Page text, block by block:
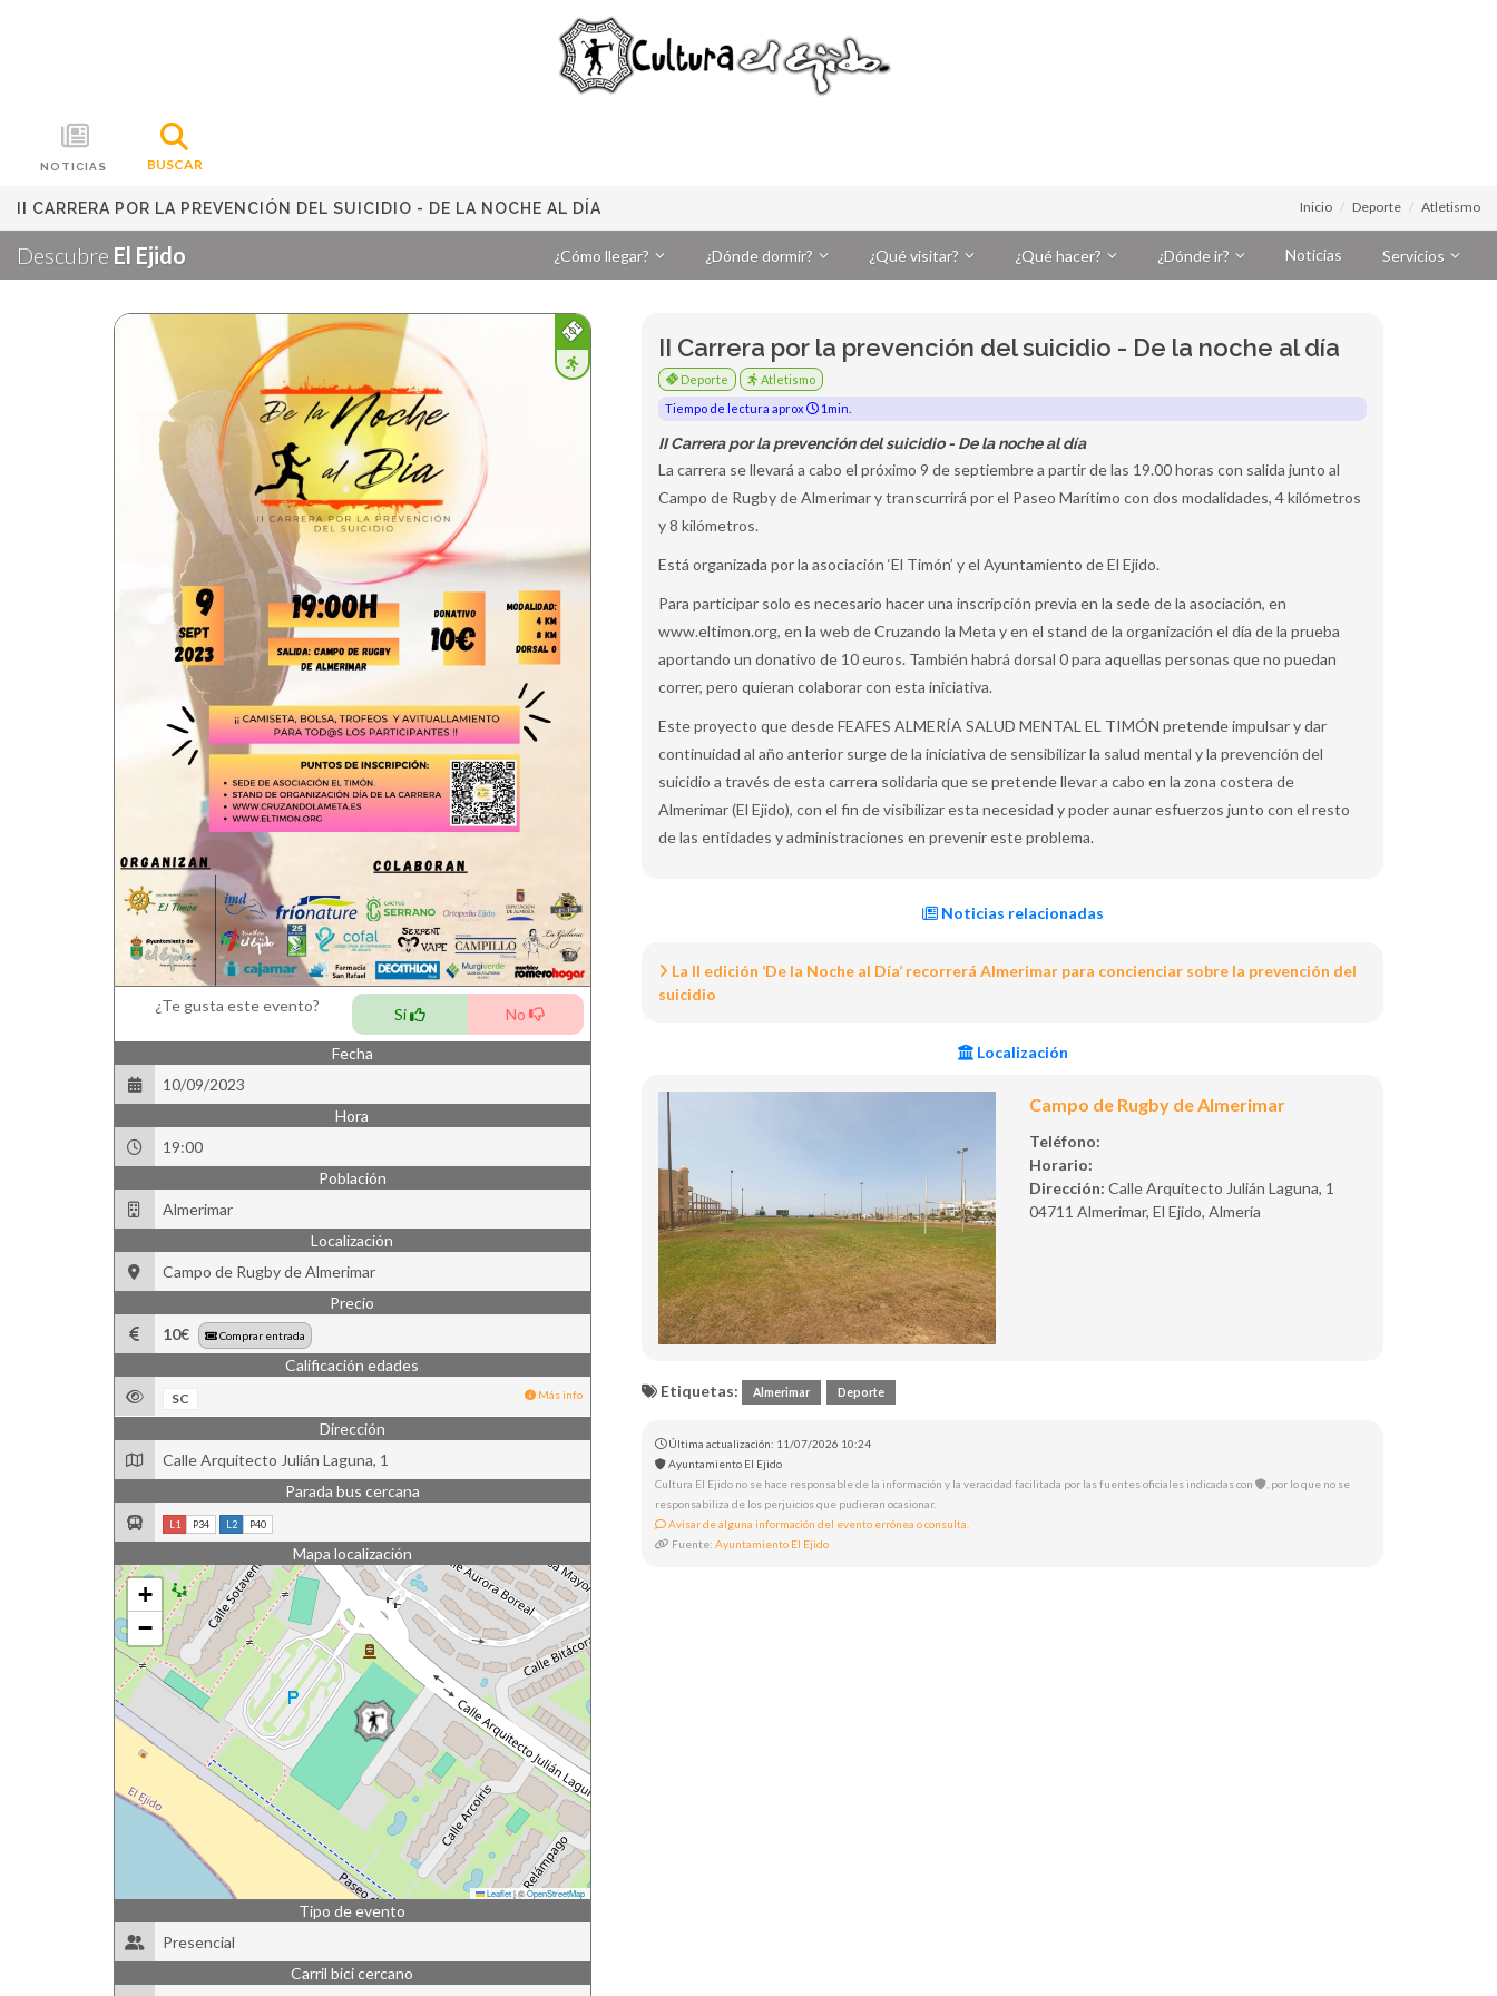
NOTICIAS BUSCAR
II CARRERA POR LA PREVENCIÓN DEL SUICIDIO - DE LA NOCHE AL DÍA Inicio Deporte Atletismo
Descubre El Ejido ¿Cómo llegar? ¿Dónde dormir? ¿Qué visitar? ¿Qué hacer? ¿Dónde ir? Noticias Servicios
¿Te gusta este evento? Si No
Fecha
10/09/2023
Hora
19:00
Población
Almerimar
Localización
Campo de Rugby de Almerimar
Precio
10€
Comprar entrada
Calificación edades
SC Más info
Dirección
Calle Arquitecto Julián Laguna, 1
Parada bus cercana
L1 P34 L2 P40
Mapa localización
+
−
Leaflet |©OpenStreetMap
Tipo de evento
Presencial
Carril bici cercano
II Carrera por la prevención del suicidio - De la noche al día
Deporte
Atletismo
Tiempo de lectura aprox
1min.
II Carrera por la prevención del suicidio - De la noche al día
La carrera se llevará a cabo el próximo 9 de septiembre a partir de las 19.00 horas con salida junto al
Campo de Rugby de Almerimar y transcurrirá por el Paseo Marítimo con dos modalidades, 4 kilómetros
y 8 kilómetros.
Está organizada por la asociación ‘El Timón’ y el Ayuntamiento de El Ejido.
Para participar solo es necesario hacer una inscripción previa en la sede de la asociación, en
www.eltimon.org, en la web de Cruzando la Meta y en el stand de la organización el día de la prueba
aportando un donativo de 10 euros. También habrá dorsal 0 para aquellas personas que no puedan
correr, pero quieran colaborar con esta iniciativa.
Este proyecto que desde FEAFES ALMERÍA SALUD MENTAL EL TIMÓN pretende impulsar y dar
continuidad al año anterior surge de la iniciativa de sensibilizar la salud mental y la prevención del
suicidio a través de esta carrera solidaria que se pretende llevar a cabo en la zona costera de
Almerimar (El Ejido), con el fin de visibilizar esta necesidad y poder aunar esfuerzos junto con el resto
de las entidades y administraciones en prevenir este problema.
Noticias relacionadas
La II edición ‘De la Noche al Día’ recorrerá Almerimar para concienciar sobre la prevención del
suicidio
Localización
Campo de Rugby de Almerimar
Teléfono:
Horario:
Dirección:Calle Arquitecto Julián Laguna, 1
04711 Almerimar, El Ejido, Almería
Etiquetas: Almerimar Deporte
Última actualización: 11/07/2026 10:24
Ayuntamiento El Ejido
Cultura El Ejido no se hace responsable de la información y la veracidad facilitada por las fuentes oficiales indicadas con
, por lo que no se
responsabiliza de los perjuicios que pudieran ocasionar.
Avisar de alguna información del evento errónea o consulta.
Fuente:Ayuntamiento El Ejido